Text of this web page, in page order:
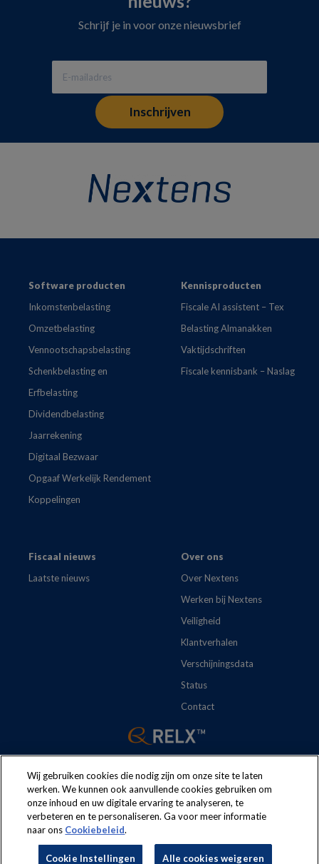
Schrijf je in voor onze nieuwsbrief
FooterSoftware producten
Inkomstenbelasting
Omzetbelasting
Vennootschapsbelasting
Schenkbelasting en
Erfbelasting
Dividendbelasting
Jaarrekening
Digitaal Bezwaar
Opgaaf Werkelijk Rendement
Koppelingen
Kennisproducten
Fiscale AI assistent – Tex
Belasting Almanakken
Vaktijdschriften
Fiscale kennisbank – Naslag
Fiscaal nieuws
Laatste nieuws
Over ons
Over Nextens
Werken bij Nextens
Veiligheid
Klantverhalen
Verschijningsdata
Status
Contact
The following regulations apply to the use of this website:
and conditions
Security
Cookie Instellingen
Wij gebruiken cookies die nodig zijn om onze site te laten
werken. We kunnen ook aanvullende cookies gebruiken om
onze inhoud en uw digitale ervaring te analyseren, te
verbeteren en te personaliseren. Ga voor meer informatie
naar ons Cookiebeleid.
Cookie Instellingen Alle cookies weigeren